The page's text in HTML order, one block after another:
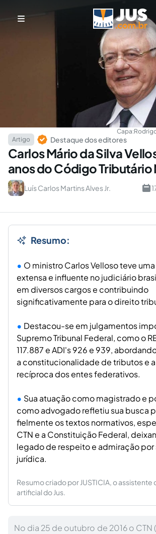
Capa:
Artigo
Destaque dos editores
Carlos Mário da Silva
anos do Código Tributário
Luís Carlos Martins Alves Jr.
Resumo:
O ministro Carlos Velloso teve
extensa e influente no judiciário
em diversos cargos e contribuindo
significativamente para o direito
Destacou-se em julgamentos
Supremo Tribunal Federal, como o
117.887 e ADI's 926 e 939,
a constitucionalidade de tributos e
recíproca dos entes federativos.
Sua atuação como magistrado e
como advogado refletiu sua busca
fielmente os textos normativos,
CTN e a Constituição Federal,
legado de respeito e admiração por
jurídica.
Resumo criado por JUSTICIA, o
artificial do Jus.
No dia 25 de outubro de 2016 o CTN